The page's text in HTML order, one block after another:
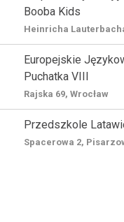
Booba Kids
Heinricha
Europejskie
Puchatka VIII
Rajska 69, Wrocław
Przedszkole
Spacerowa 2,